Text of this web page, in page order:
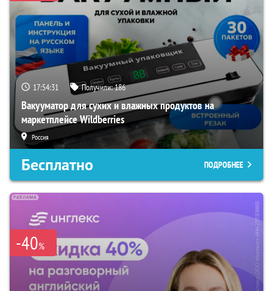
17:54:29 Получили:186
Вакууматор для сухих и влажных продуктов на
маркетплейсе Wildberries
Россия
Бесплатно ПОДРОБНЕЕ
-40%